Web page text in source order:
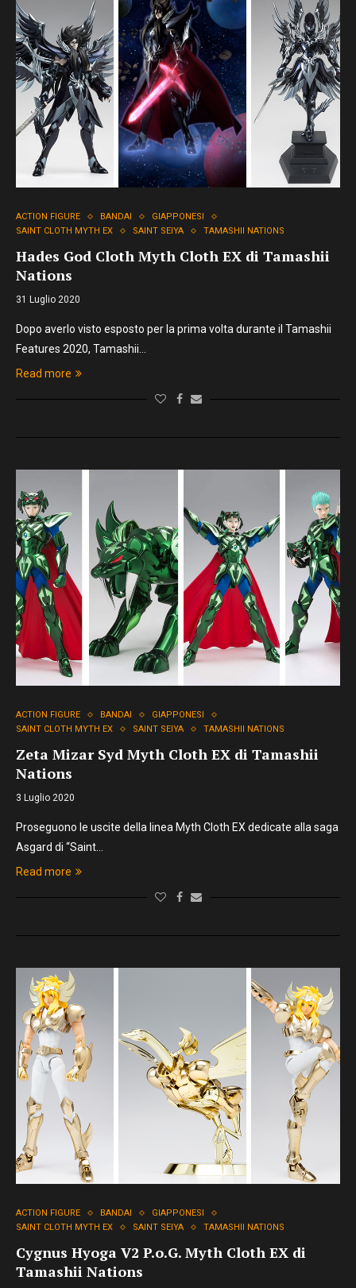
ACTION FIGURE BANDAI
GIAPPONESI
SAINT CLOTH MYTH EX
SAINT SEIYA TAMASHII NATIONS
Hades God Cloth Myth Cloth EX di Tamashii
Nations
31 Luglio 2020
Dopo averlo visto esposto per la prima volta durante il Tamashii
Features 2020, Tamashii…
Read more
ACTION FIGURE BANDAI
GIAPPONESI
SAINT CLOTH MYTH EX
SAINT SEIYA TAMASHII NATIONS
Zeta Mizar Syd Myth Cloth EX di Tamashii
Nations
3 Luglio 2020
Proseguono le uscite della linea Myth Cloth EX dedicate alla saga
Asgard di “Saint…
Read more
ACTION FIGURE BANDAI
GIAPPONESI
SAINT CLOTH MYTH EX
SAINT SEIYA TAMASHII NATIONS
Cygnus Hyoga V2 P.o.G. Myth Cloth EX di
Tamashii Nations